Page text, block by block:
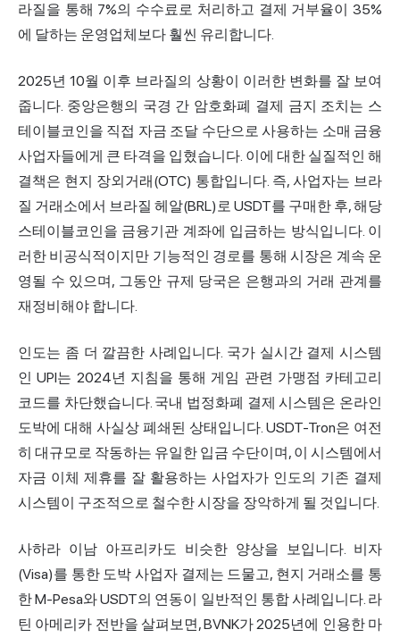
라질을 통해 7%의 수수료로 처리하고 결제 거부율이 35%
에 달하는 운영업체보다 훨씬 유리합니다.
2025년 10월 이후 브라질의 상황이 이러한 변화를 잘 보여
줍니다. 중앙은행의 국경 간 암호화폐 결제 금지 조치는 스
테이블코인을 직접 자금 조달 수단으로 사용하는 소매 금융
사업자들에게 큰 타격을 입혔습니다. 이에 대한 실질적인 해
결책은 현지 장외거래(OTC) 통합입니다. 즉, 사업자는 브라
질 거래소에서 브라질 헤알(BRL)로 USDT를 구매한 후, 해당
스테이블코인을 금융기관 계좌에 입금하는 방식입니다. 이
러한 비공식적이지만 기능적인 경로를 통해 시장은 계속 운
영될 수 있으며, 그동안 규제 당국은 은행과의 거래 관계를
재정비해야 합니다.
인도는 좀 더 깔끔한 사례입니다. 국가 실시간 결제 시스템
인 UPI는 2024년 지침을 통해 게임 관련 가맹점 카테고리
코드를 차단했습니다. 국내 법정화폐 결제 시스템은 온라인
도박에 대해 사실상 폐쇄된 상태입니다. USDT-Tron은 여전
히 대규모로 작동하는 유일한 입금 수단이며, 이 시스템에서
자금 이체 제휴를 잘 활용하는 사업자가 인도의 기존 결제
시스템이 구조적으로 철수한 시장을 장악하게 될 것입니다.
사하라 이남 아프리카도 비슷한 양상을 보입니다. 비자
(Visa)를 통한 도박 사업자 결제는 드물고, 현지 거래소를 통
한 M-Pesa와 USDT의 연동이 일반적인 통합 사례입니다. 라
틴 아메리카 전반을 살펴보면, BVNK가 2025년에 인용한 마